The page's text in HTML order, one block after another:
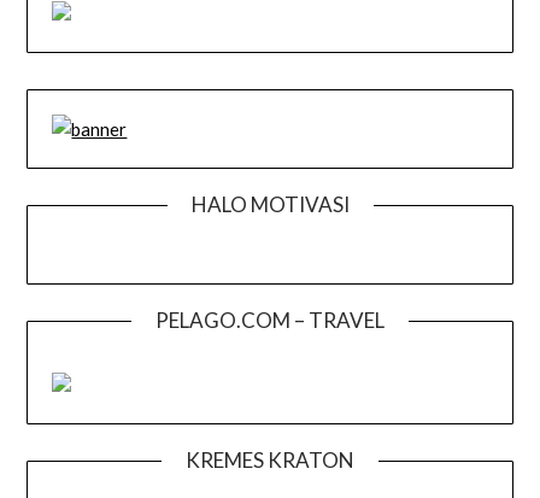
HALO MOTIVASI
PELAGO.COM – TRAVEL
KREMES KRATON